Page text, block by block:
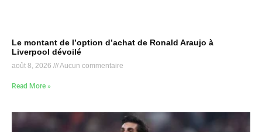
Le montant de l’option d’achat de Ronald Araujo à
Liverpool dévoilé
août 8, 2026 Aucun commentaire
Read More »